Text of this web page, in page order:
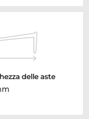
delle aste